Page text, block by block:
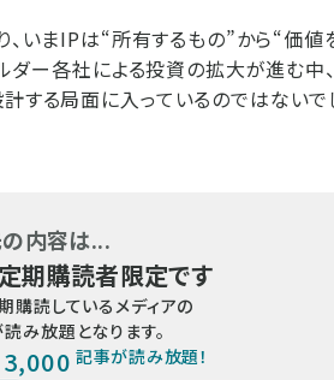
、いまIPは“所有するもの”から“価値
ダー各社による投資の拡大が進む中
る局面に入っているのではないでし
内容は...
定期購読者限定です
購読しているメディアの
み放題となります。
3,000 記事が読み放題！